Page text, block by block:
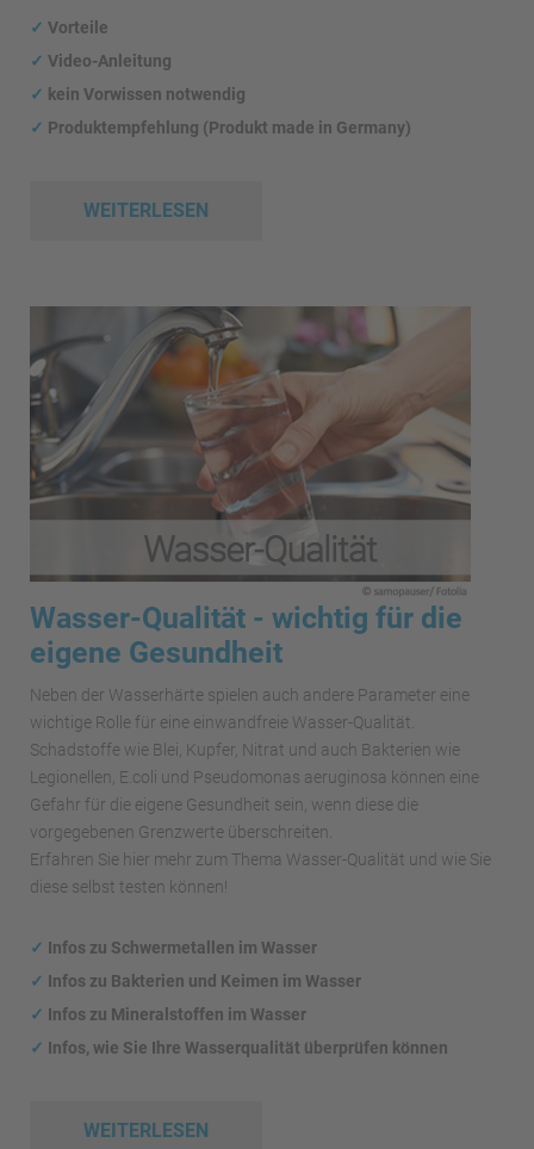
✓ Vorteile
✓ Video-Anleitung
✓ kein Vorwissen notwendig
✓ Produktempfehlung (Produkt made in Germany)
WEITERLESEN
Wasser-Qualität - wichtig für die
eigene Gesundheit
Neben der Wasserhärte spielen auch andere Parameter eine
wichtige Rolle für eine einwandfreie Wasser-Qualität.
Schadstoffe wie Blei, Kupfer, Nitrat und auch Bakterien wie
Legionellen, E.coli und Pseudomonas aeruginosa können eine
Gefahr für die eigene Gesundheit sein, wenn diese die
vorgegebenen Grenzwerte überschreiten.
Erfahren Sie hier mehr zum Thema Wasser-Qualität und wie Sie
diese selbst testen können!
✓ Infos zu Schwermetallen im Wasser
✓ Infos zu Bakterien und Keimen im Wasser
✓ Infos zu Mineralstoffen im Wasser
✓ Infos, wie Sie Ihre Wasserqualität überprüfen können
WEITERLESEN